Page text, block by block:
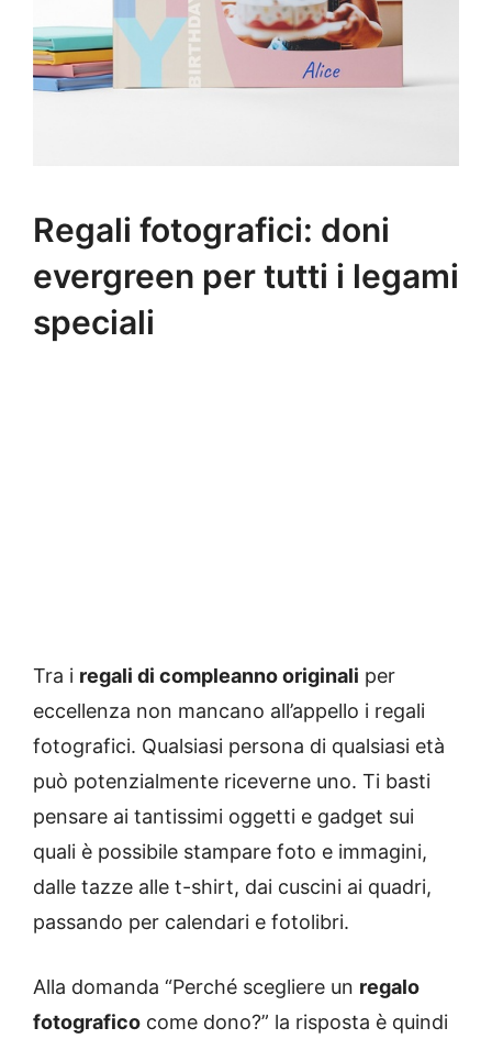
Regali fotografici: doni
evergreen per tutti i legami
speciali
Tra i regali di compleanno originali per
eccellenza non mancano all’appello i regali
fotografici. Qualsiasi persona di qualsiasi età
può potenzialmente riceverne uno. Ti basti
pensare ai tantissimi oggetti e gadget sui
quali è possibile stampare foto e immagini,
dalle tazze alle t-shirt, dai cuscini ai quadri,
passando per calendari e fotolibri.
Alla domanda “Perché scegliere un regalo
fotografico come dono?” la risposta è quindi